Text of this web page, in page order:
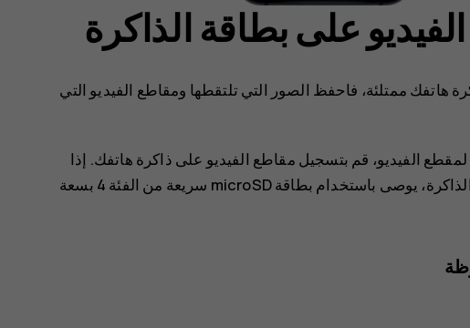
على بطاقة الذاكرة
هاتفك ممتلئة، فاحفظ الصور التي تلتقطها ومقاطع الفيديو التي
الفيديو، قم بتسجيل مقاطع الفيديو على ذاكرة هاتفك. إذا
قمت بتسجيل مقاطع الفيديو على بطاقة الذاكرة، يوصى باستخدام بطاقة microSD سريعة من الفئة 4 بسعة